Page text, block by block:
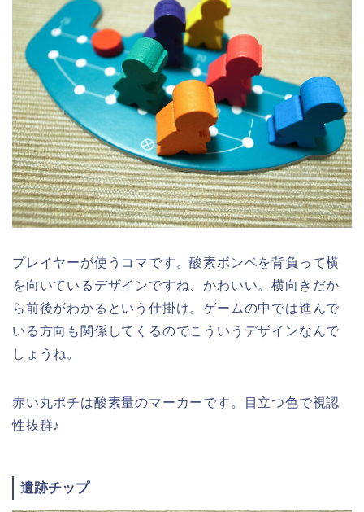
プレイヤーが使うコマです。酸素ボンベを背負って横
を向いているデザインですね、かわいい。横向きだか
ら前後がわかるという仕掛け。ゲームの中では進んで
いる方向も関係してくるのでこういうデザインなんで
しょうね。
赤い丸ポチは酸素量のマーカーです。目立つ色で視認
性抜群♪
遺跡チップ